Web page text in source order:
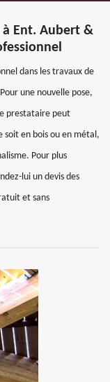
Ent. Aubert &
dans les travaux de
une nouvelle pose,
prestataire peut
en bois ou en métal,
Pour plus
lui un devis des
et sans